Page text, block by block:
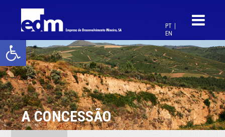
Open toolbar
PT
EN
A CONCESSÃO